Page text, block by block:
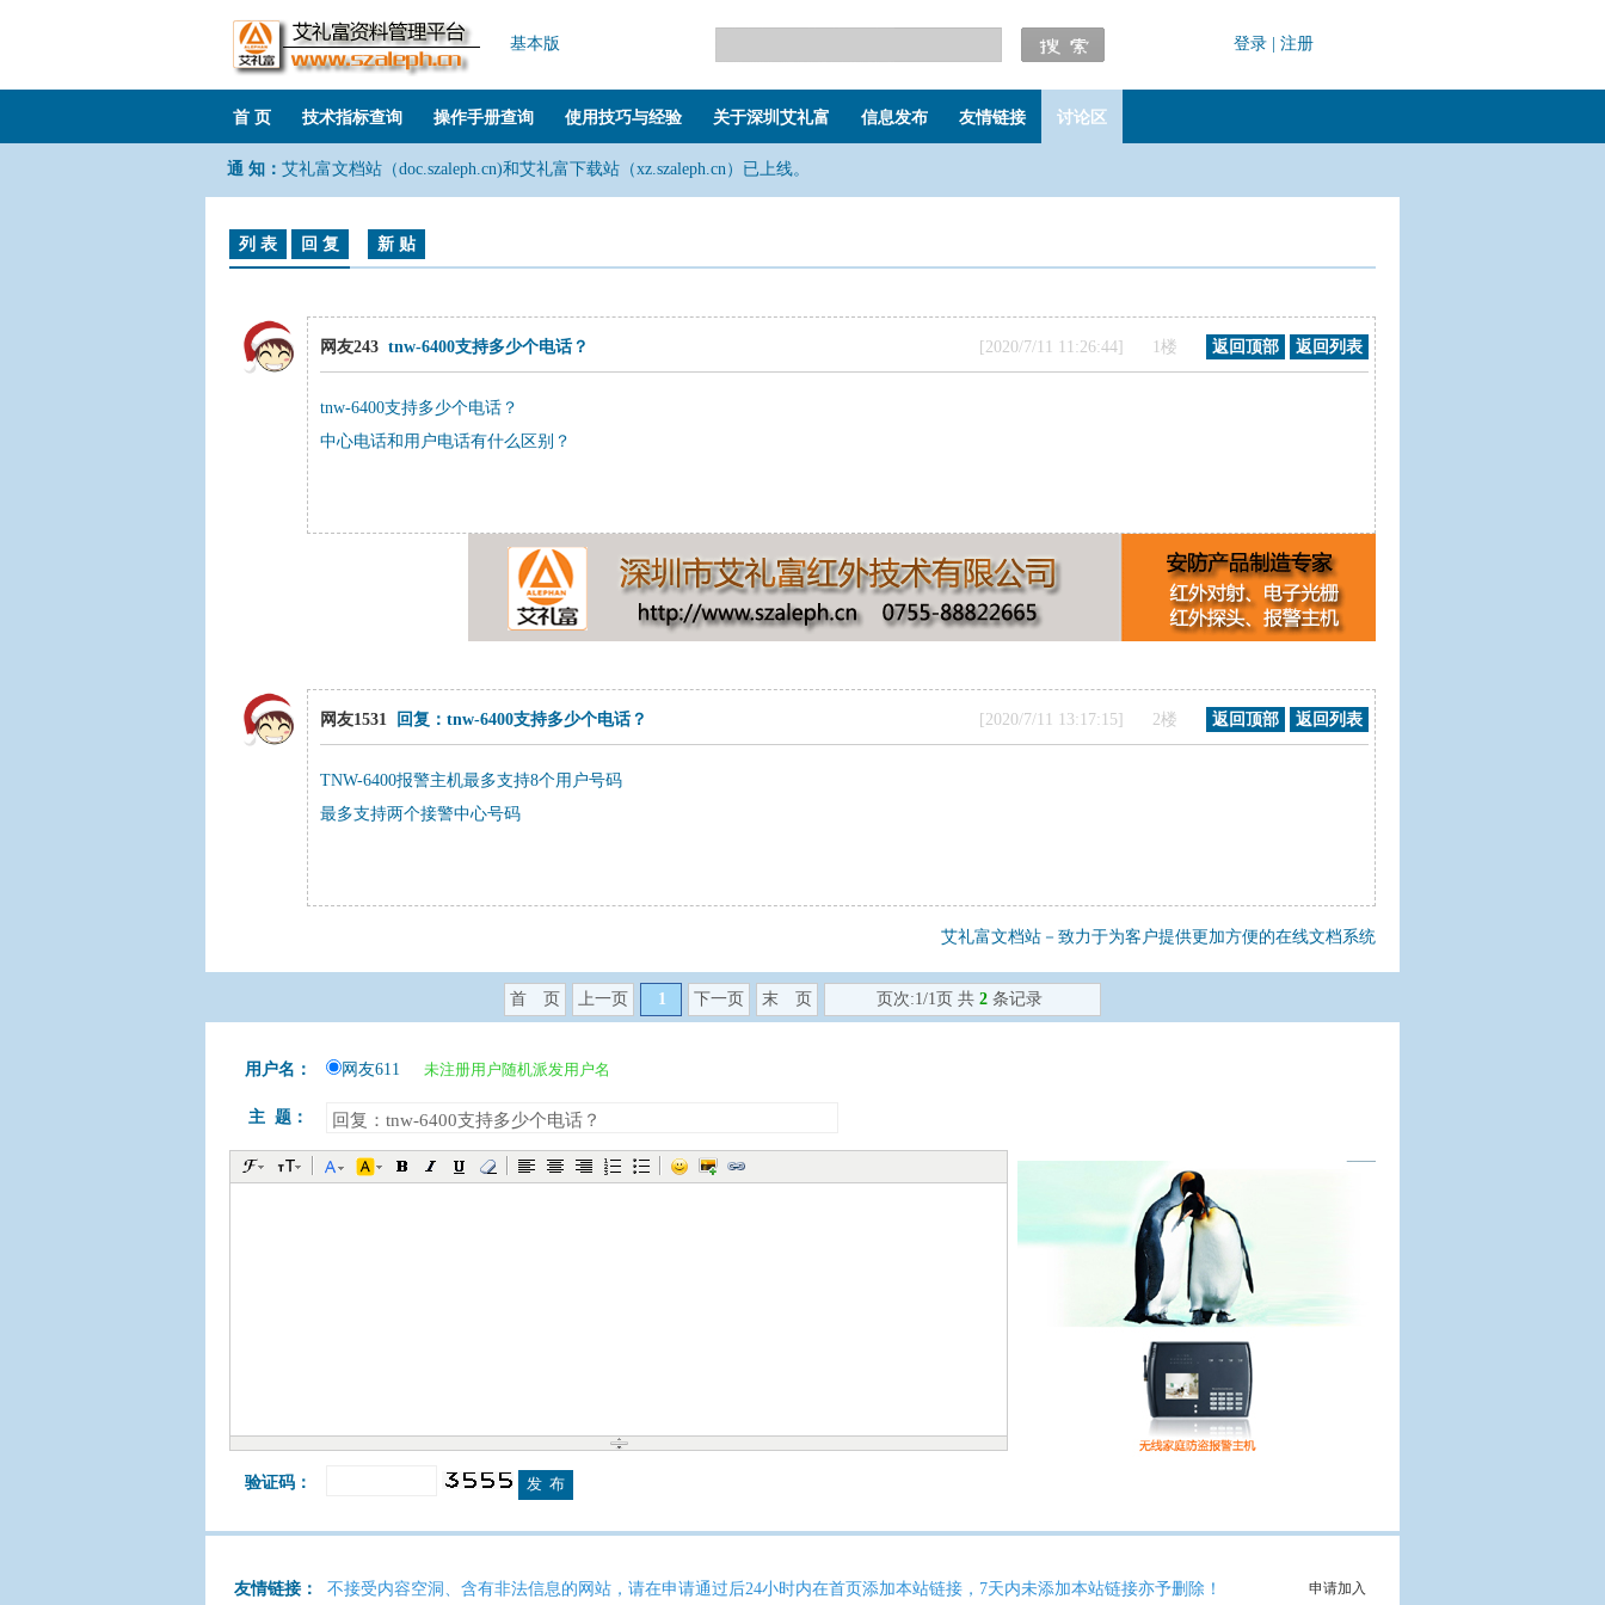
基本版 登录 注册
首 页 技术指标查询 操作手册查询 使用技巧与经验 关于深圳艾礼富 信息发布 友情链接 讨论区
通 知： 艾礼富文档站（doc.szaleph.cn)和艾礼富下载站（xz.szaleph.cn）已上线。
列 表 回 复 新 贴
网友243 tnw-6400支持多少个电话？ [2020/7/11 11:26:44] 1楼 返回顶部 返回列表
tnw-6400支持多少个电话？
中心电话和用户电话有什么区别？
网友1531 回复：tnw-6400支持多少个电话？ [2020/7/11 13:17:15] 2楼 返回顶部 返回列表
TNW-6400报警主机最多支持8个用户号码
最多支持两个接警中心号码
艾礼富文档站－致力于为客户提供更加方便的在线文档系统
首 页 上一页 1 下一页 末 页 页次:1/1页 共 2 条记录
用户名： 网友611 未注册用户随机派发用户名
主 题：
验证码：
申请加入
友情链接： 不接受内容空洞、含有非法信息的网站，请在申请通过后24小时内在首页添加本站链接，7天内未添加本站链接亦予删除！